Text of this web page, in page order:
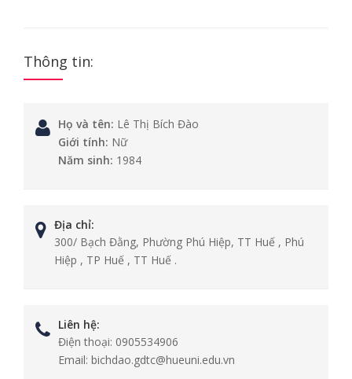
Thông tin:
Họ và tên: Lê Thị Bích Đào
Giới tính: Nữ
Năm sinh: 1984
Địa chỉ:
300/ Bạch Đằng, Phường Phú Hiệp, TT Huế , Phú
Hiệp , TP Huế , TT Huế .
Liên hệ:
Điện thoại: 0905534906
Email: bichdao.gdtc@hueuni.edu.vn